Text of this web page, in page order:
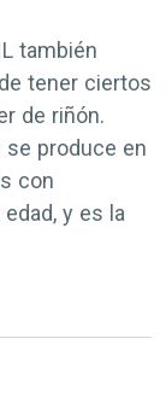
también
tener ciertos
de riñón.
se produce en
con
y es la